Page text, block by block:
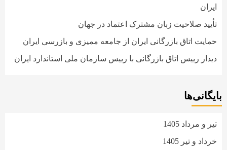
ایران
تأیید صلاحیت زبان مشترک اعتماد در جهان
حمایت اتاق بازرگانی ایران از جامعه ممیزی و بازرسی ایران
دیدار رییس اتاق بازرگانی با رییس سازمان ملی استاندارد ایران
بایگانی‌ها
تیر و مرداد 1405
خرداد و تیر 1405